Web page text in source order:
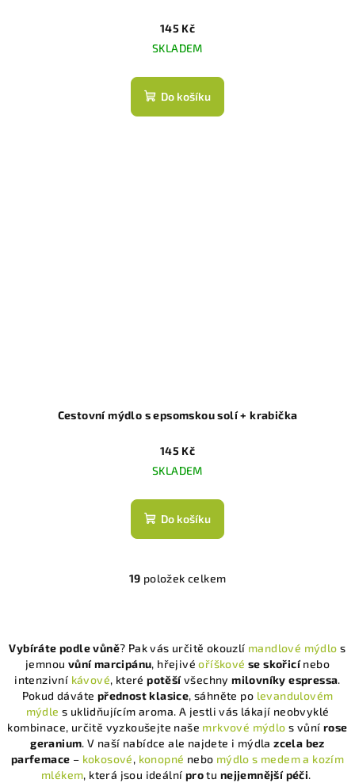
145 Kč
SKLADEM
Do košíku
Cestovní mýdlo s epsomskou solí + krabička
145 Kč
SKLADEM
Do košíku
O
á
d
a
c
í
p
r
v
19 položek celkem
Vybíráte podle vůně? Pak vás určitě okouzlí mandlové mýdlo s
jemnou vůní marcipánu, hřejivéoříškové se skořicínebo
intenzivní kávové, kterépotěšívšechnymilovníky espressa.
Pokud dáváte přednost klasice, sáhněte po levandulovém
mýdle s uklidňujícím aroma. A jestli vás lákají neobvyklé
kombinace, určitě vyzkoušejte naše mrkvové mýdlo s vůní rose
geranium. V naší nabídce ale najdete i mýdlazcela bez
parfemace – kokosové, konopné nebo mýdlo s medem a kozím
mlékem, která jsou ideální protu nejjemnější péči.